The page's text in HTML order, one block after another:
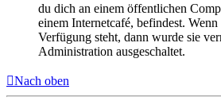
du dich an einem öffentlichen
einem Internetcafé, befindest.
Verfügung steht, dann wurde sie
Administration ausgeschaltet.
Nach oben